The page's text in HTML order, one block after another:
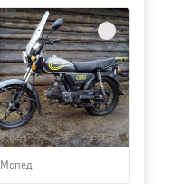
Мопед